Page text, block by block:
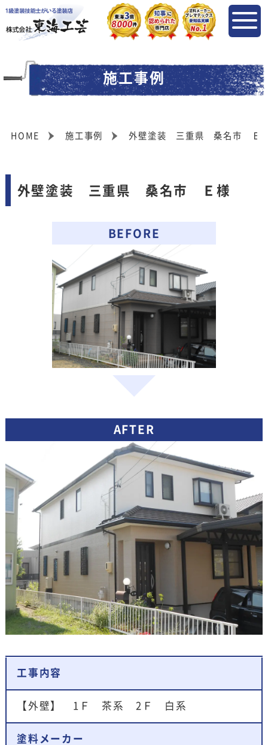
施工事例
HOME 施工事例 外壁塗装 三重県 桑名市 Ｅ
外壁塗装 三重県 桑名市 Ｅ様
BEFORE
AFTER
工事内容
【外壁】 1Ｆ 茶系 2Ｆ 白系
塗料メーカー